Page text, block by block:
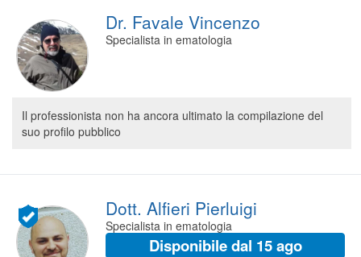
Dr. Favale Vincenzo
Specialista in ematologia
Il professionista non ha ancora ultimato la compilazione del
suo profilo pubblico
Dott. Alfieri Pierluigi
Specialista in ematologia
Disponibile dal 15 ago